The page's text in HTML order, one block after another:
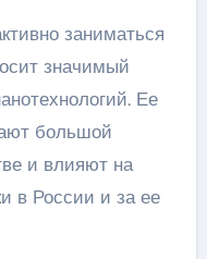
заниматься
значимый
Ее
большой
и влияют на
в России и за ее